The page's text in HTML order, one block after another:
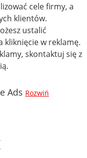
cele firmy, a
klientów.
ustalić
kliknięcie w reklamę.
skontaktuj się z
Ads Rozwiń